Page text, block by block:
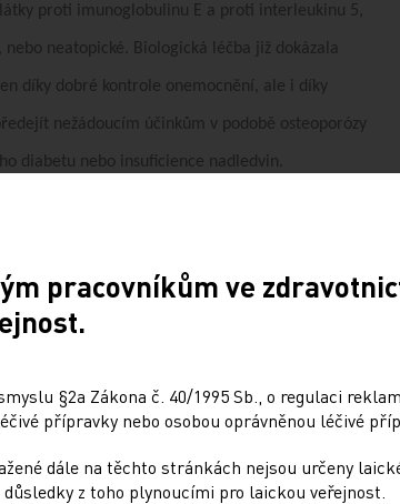
proti imunoglobulinu E a proti interleukinu 5,
neatopické. Biologická léčba již dokázala
díky dobré kontrole onemocnění, ale i díky
nežádoucím účinkům v podobě osteoporózy
diabetu nebo insuficience nadledvin.
další kroky směrem ke kauzální terapii. Je však
a komplexní preventivní a symptomatická
V oblasti CHOPN, která je patogeneticky
účinná biologika nemáme, a pokud se objeví,
pracovníkům ve
§2a Zákona č. 40/1995 Sb., o regulaci
přípravky nebo osobou oprávněnou léčivé
dále na těchto stránkách nejsou určeny
z toho plynoucími pro laickou veřejnost.